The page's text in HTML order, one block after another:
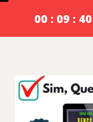
00 : 09 : 39